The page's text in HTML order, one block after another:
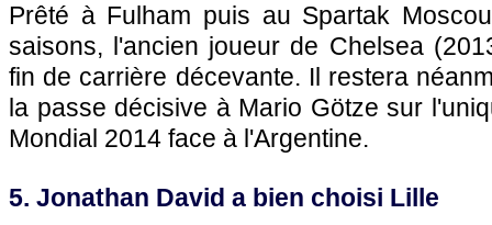
Prêté à Fulham puis au Spartak
saisons, l'ancien joueur de Chelsea
fin de carrière décevante. Il restera
la passe décisive à Mario Götze sur
Mondial 2014 face à l'Argentine.
5. Jonathan David a bien choisi Lille